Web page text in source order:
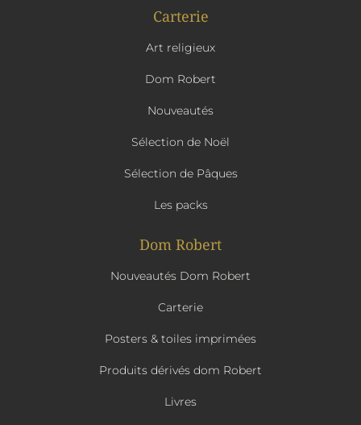
Carterie
Art religieux
Dom Robert
Nouveautés
Sélection de Noël
Sélection de Pâques
Les packs
Dom Robert
Nouveautés Dom Robert
Carterie
Posters & toiles imprimées
Produits dérivés dom Robert
Livres